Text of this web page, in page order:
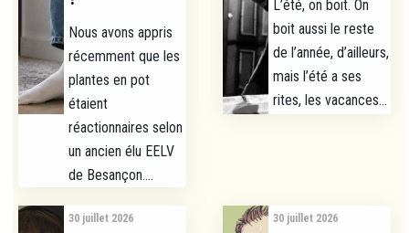
Nous avons appris
récemment que les
plantes en pot
étaient
réactionnaires selon
un ancien élu EELV
de Besançon....
L’été, on boit. On
boit aussi le reste
de l’année, d’ailleurs,
mais l’été a ses
rites, les vacances...
30 juillet 2026 30 juillet 2026